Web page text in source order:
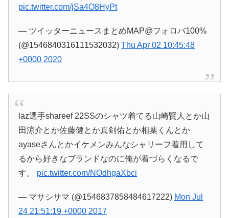
pic.twitter.com/jSa4O8HyPt
— ツイッターニュースまとめMAP@フォロバ100%
(@1546840316111532032)Thu Apr 02 10:45:48
+0000 2020
laz選手shareef 22SSのシャツ着てる山崎賢人とか山
田涼介とか佐藤健とか真剣佑とか相葉くんとか
ayaseさんとかイケメンみんなシャリーフ着用して
るから好きなブランドなのに俺が着づらくなるで
す。 pic.twitter.com/NOdhgaXbci
— マサシサマ (@1546837858484617222) Mon Jul
24 21:51:19 +0000 2017